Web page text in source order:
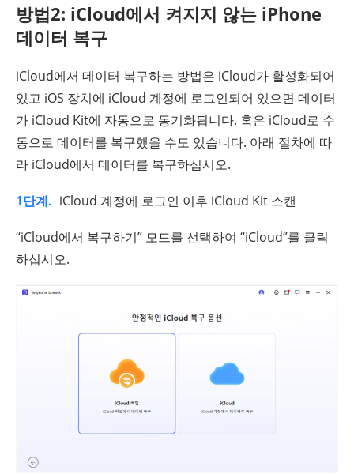
방법2: iCloud에서 켜지지 않는 iPhone
데이터 복구
iCloud에서 데이터 복구하는 방법은 iCloud가 활성화되어
있고 iOS 장치에 iCloud 계정에 로그인되어 있으면 데이터
가 iCloud Kit에 자동으로 동기화됩니다. 혹은 iCloud로 수
동으로 데이터를 복구했을 수도 있습니다. 아래 절차에 따
라 iCloud에서 데이터를 복구하십시오.
1단계. iCloud 계정에 로그인 이후 iCloud Kit 스캔
“iCloud에서 복구하기” 모드를 선택하여 “iCloud”를 클릭
하십시오.